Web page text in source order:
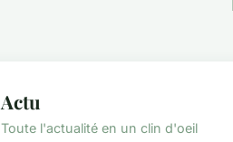
Actu
Toute l'actualité en un clin d'oeil